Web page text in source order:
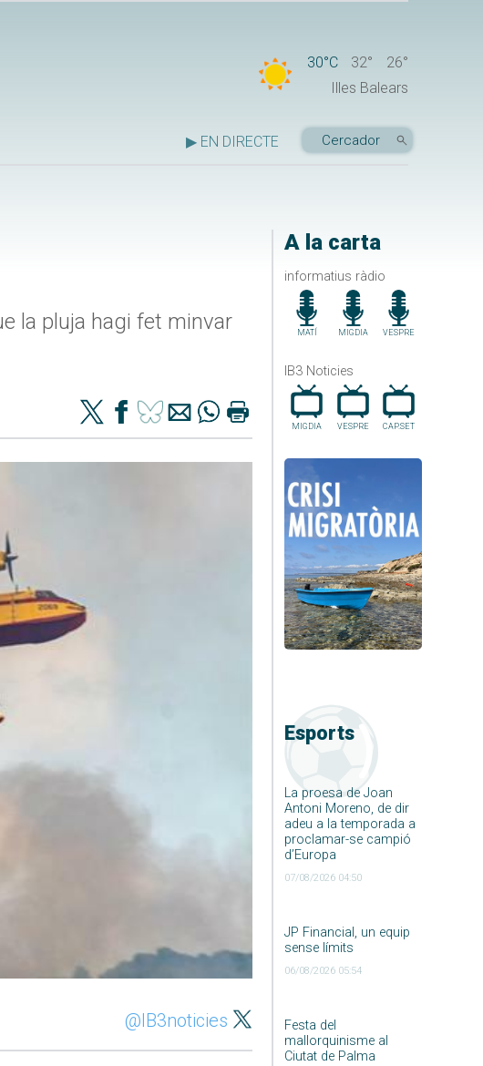
30°C 32°
26°
Illes Balears
▶ EN DIRECTE
A la carta
informatius ràdio
MATÍ MIGDIA VESPRE
IB3 Noticies
MIGDIA VESPRE CAP.SET
Esports
La proesa de Joan
Antoni Moreno, de dir
adeu a la temporada a
proclamar-se campió
d’Europa
07/08/2026 04:50
JP Financial, un equip
sense límits
06/08/2026 05:54
Festa del
mallorquinisme al
Ciutat de Palma
la pluja hagi fet minvar
@IB3noticies